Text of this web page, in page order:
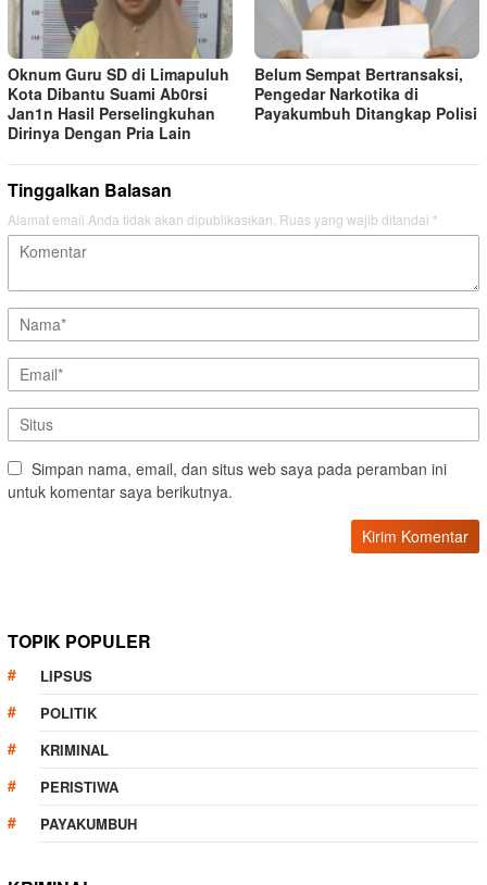
Oknum Guru SD di Limapuluh
Kota Dibantu Suami Ab0rsi
Jan1n Hasil Perselingkuhan
Dirinya Dengan Pria Lain
Belum Sempat Bertransaksi,
Pengedar Narkotika di
Payakumbuh Ditangkap Polisi
Tinggalkan Balasan
Alamat email Anda tidak akan dipublikasikan. Ruas yang wajib ditandai *
Simpan nama, email, dan situs web saya pada peramban ini
untuk komentar saya berikutnya.
TOPIK POPULER
LIPSUS
POLITIK
KRIMINAL
PERISTIWA
PAYAKUMBUH